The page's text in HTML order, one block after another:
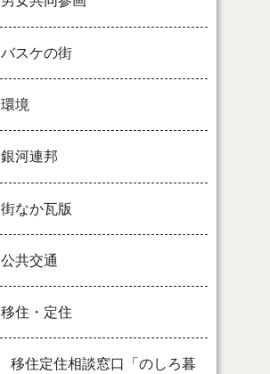
バスケの街
環境
銀河連邦
街なか瓦版
公共交通
移住・定住
移住定住相談窓口「のしろ暮